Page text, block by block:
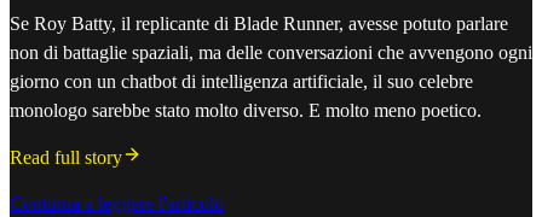
Se Roy Batty, il replicante di Blade Runner, avesse potuto parlare
non di battaglie spaziali, ma delle conversazioni che avvengono ogni
giorno con un chatbot di intelligenza artificiale, il suo celebre
monologo sarebbe stato molto diverso. E molto meno poetico.
Read full story
Continua a leggere l'articolo